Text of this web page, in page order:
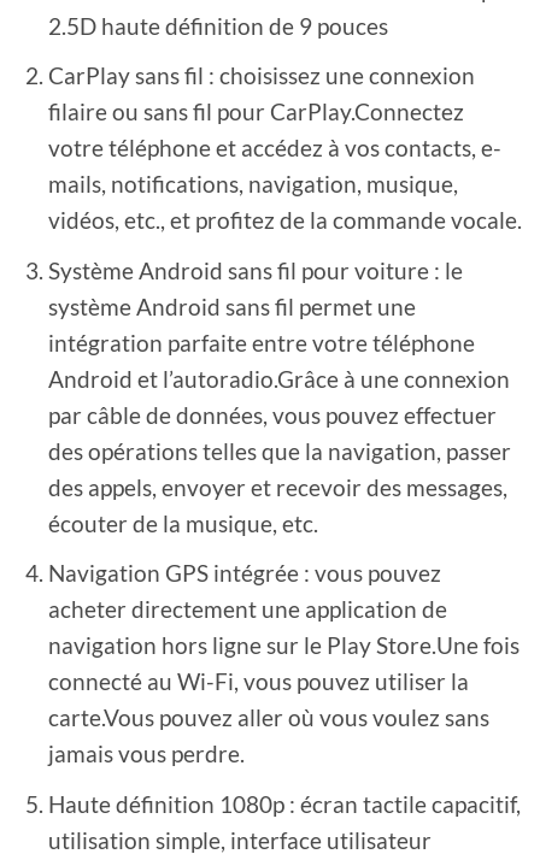
2.5D haute définition de 9 pouces
CarPlay sans fil : choisissez une connexion
filaire ou sans fil pour CarPlay.Connectez
votre téléphone et accédez à vos contacts, e-
mails, notifications, navigation, musique,
vidéos, etc., et profitez de la commande vocale.
Système Android sans fil pour voiture : le
système Android sans fil permet une
intégration parfaite entre votre téléphone
Android et l’autoradio.Grâce à une connexion
par câble de données, vous pouvez effectuer
des opérations telles que la navigation, passer
des appels, envoyer et recevoir des messages,
écouter de la musique, etc.
Navigation GPS intégrée : vous pouvez
acheter directement une application de
navigation hors ligne sur le Play Store.Une fois
connecté au Wi-Fi, vous pouvez utiliser la
carte.Vous pouvez aller où vous voulez sans
jamais vous perdre.
Haute définition 1080p : écran tactile capacitif,
utilisation simple, interface utilisateur